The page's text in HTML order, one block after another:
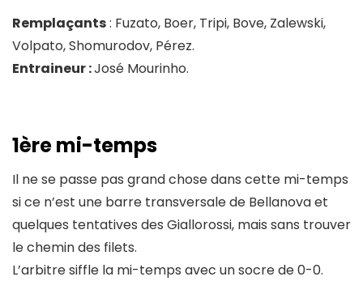
Remplaçants: Fuzato, Boer, Tripi, Bove, Zalewski,
Volpato, Shomurodov, Pérez.
Entraineur :José Mourinho.
1ère mi-temps
Il ne se passe pas grand chose dans cette mi-temps
si ce n’est une barre transversale de Bellanova et
quelques tentatives des Giallorossi, mais sans trouver
le chemin des filets.
L’arbitre siffle la mi-temps avec un socre de 0-0.